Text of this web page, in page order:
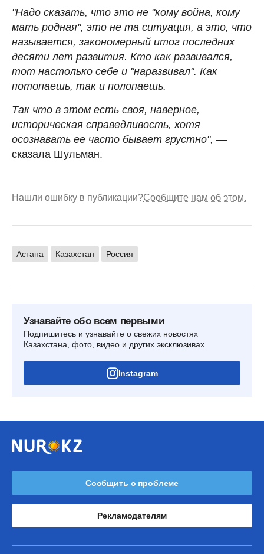
"Надо сказать, что это не "кому война, кому
мать родная", это не та ситуация, а это, что
называется, закономерный итог последних
десяти лет развития. Кто как развивался,
тот настолько себе и "наразвивал". Как
потопаешь, так и полопаешь.
Так что в этом есть своя, наверное,
историческая справедливость, хотя
осознавать ее часто бывает грустно", —
сказала Шульман.
Нашли ошибку в публикации?Сообщите нам об этом.
Астана Казахстан Россия
Узнавайте обо всем первыми
Подпишитесь и узнавайте о свежих новостях
Казахстана, фото, видео и других эксклюзивах
Instagram
Сообщить о проблеме
Рекламодателям